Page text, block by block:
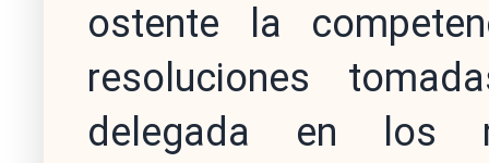
ostente la
resoluciones
delegada en los